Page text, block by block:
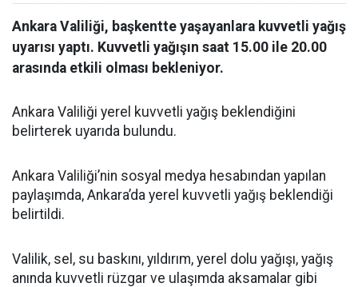
Ankara Valiliği, başkentte yaşayanlara kuvvetli yağış
uyarısı yaptı. Kuvvetli yağışın saat 15.00 ile 20.00
arasında etkili olması bekleniyor.
Ankara Valiliği yerel kuvvetli yağış beklendiğini
belirterek uyarıda bulundu.
Ankara Valiliği’nin sosyal medya hesabından yapılan
paylaşımda, Ankara’da yerel kuvvetli yağış beklendiği
belirtildi.
Valilik, sel, su baskını, yıldırım, yerel dolu yağışı, yağış
anında kuvvetli rüzgar ve ulaşımda aksamalar gibi